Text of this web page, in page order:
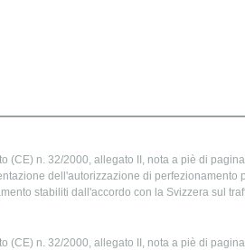
(CE) n. 32/2000, allegato II, nota a piè di
dell'autorizzazione di perfezionamento
stabiliti dall'accordo con la Svizzera sul
(CE) n. 32/2000, allegato II, nota a piè di